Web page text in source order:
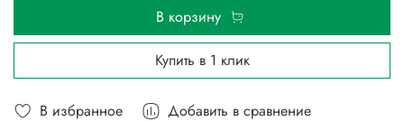
В избранное Добавить в сравнение
В корзину
Купить в 1 клик